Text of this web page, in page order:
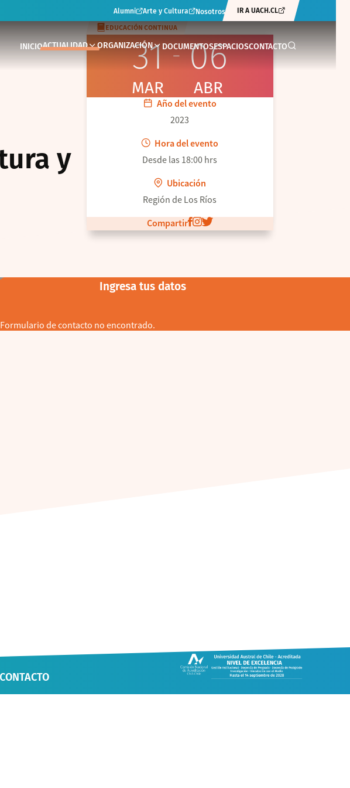
Alumni Arte y Cultura Nosotros IR A UACH.CL
INICIOACTUALIDAD ORGANIZACIÓN DOCUMENTOSESPACIOSCONTACTO
y
EDUCACIÓN CONTINUA
31
MAR
06
ABR
Año del evento
2023
Hora del evento
Desde las 18:00 hrs
Ubicación
Región de Los Ríos
Compartir
Ingresa tus datos
Formulario de contacto no encontrado.
CONTACTO